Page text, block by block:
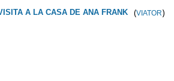
A LA CASA DE ANA FRANK (VIATOR)